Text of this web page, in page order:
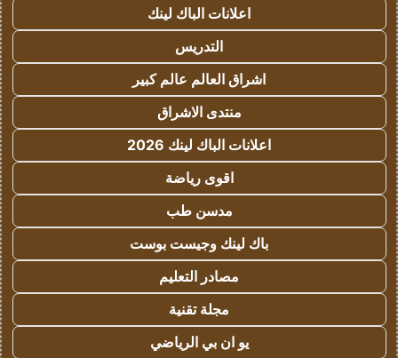
اعلانات الباك لينك
التدريس
اشراق العالم عالم كبير
منتدى الاشراق
اعلانات الباك لينك 2026
اقوى رياضة
مدسن طب
باك لينك وجيست بوست
مصادر التعليم
مجلة تقنية
يو ان بي الرياضي